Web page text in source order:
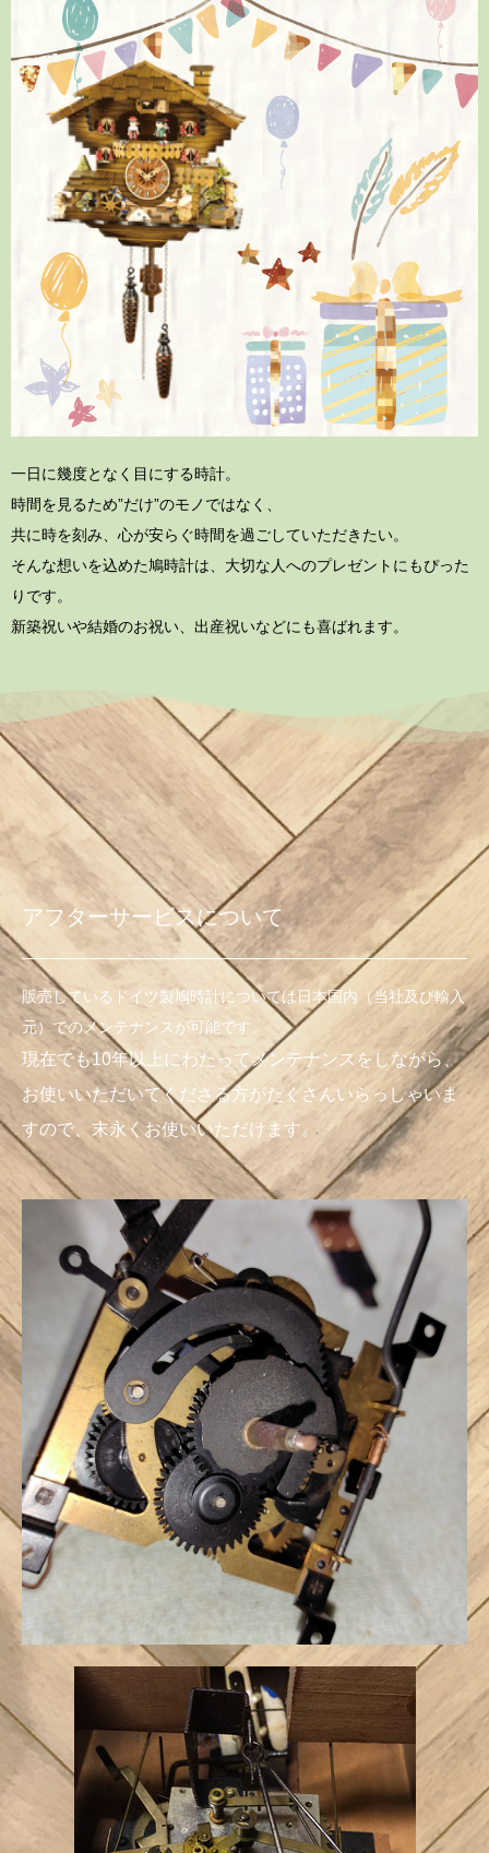
一日に幾度となく目にする時計。
時間を見るため”だけ”のモノではなく、
共に時を刻み、心が安らぐ時間を過ごしていただきたい。
そんな想いを込めた鳩時計は、大切な人へのプレゼントにもぴった
りです。
新築祝いや結婚のお祝い、出産祝いなどにも喜ばれます。
アフターサービスについて
販売しているドイツ製鳩時計については日本国内（当社及び輸入
元）でのメンテナンスが可能です。
現在でも10年以上にわたってメンテナンスをしながら、
お使いいただいてくださる方がたくさんいらっしゃいま
すので、末永くお使いいただけます。